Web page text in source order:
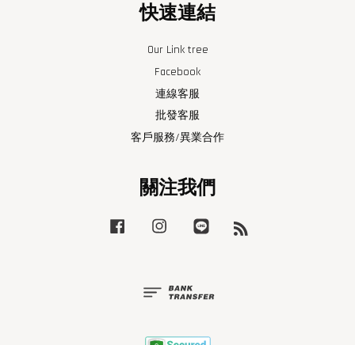
快速連結
Our Link tree
Facebook
連線客服
批發客服
客戶服務/異業合作
關注我們
Facebook Instagram